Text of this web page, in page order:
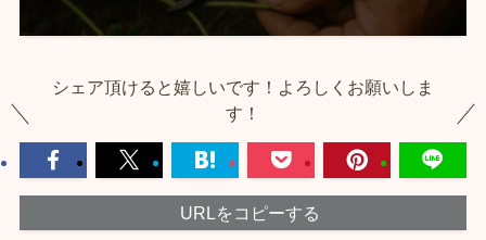
シェア頂けると嬉しいです！よろしくお願いしま
す！
URLをコピーする